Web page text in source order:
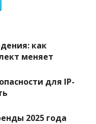
как
меняет
для IP-
2025 года